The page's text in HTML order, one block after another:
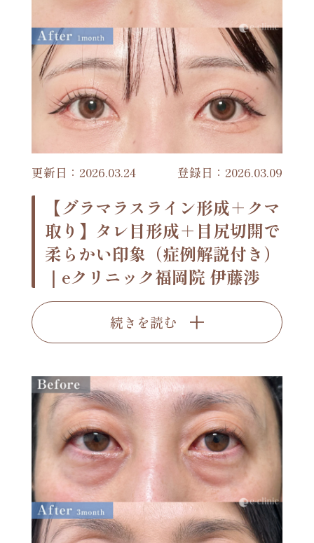
更新日：2026.03.24 登録日：2026.03.09
【グラマラスライン形成＋クマ
取り】タレ目形成＋目尻切開で
柔らかい印象（症例解説付き）
｜eクリニック福岡院 伊藤渉
続きを読む